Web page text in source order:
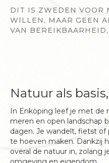
DIT IS ZWEDEN VOOR
WILLEN, MAAR GEEN
VAN
Natuur als
In Enköping leef je met de
meren en open landschap
dagen. Je wandelt, fietst
te hoeven maken. Dankzij
overal de natuur in, zolang